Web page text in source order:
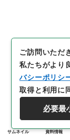
サムネイル 資料情報
ご訪問いただ
私たちがより
バシーポリシ
取得と利用に
必要最